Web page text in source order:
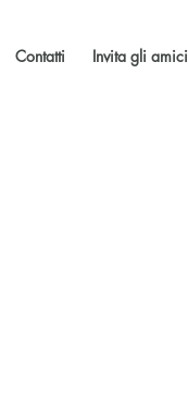
Contatti Invita gli amici